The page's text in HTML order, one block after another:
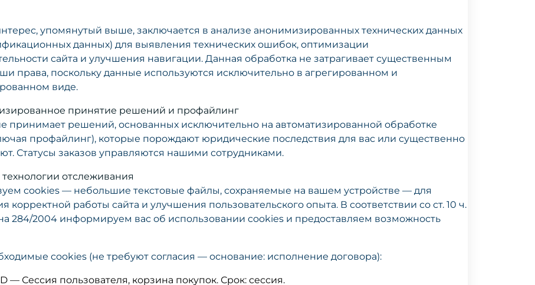
упомянутый выше, заключается в анализе анонимизированных технических данных
данных) для выявления технических ошибок, оптимизации
сайта и улучшения навигации. Данная обработка не затрагивает существенным
права, поскольку данные используются исключительно в агрегированном и
виде.
принятие решений и профайлинг
принимает решений, основанных исключительно на автоматизированной обработке
профайлинг), которые порождают юридические последствия для вас или существенно
Статусы заказов управляются нашими сотрудниками.
технологии отслеживания
cookies — небольшие текстовые файлы, сохраняемые на вашем устройстве — для
корректной работы сайта и улучшения пользовательского опыта. В соответствии со ст. 10 ч.
284/2004 информируем вас об использовании cookies и предоставляем возможность
cookies (не требуют согласия — основание: исполнение договора):
— Сессия пользователя, корзина покупок. Срок: сессия.